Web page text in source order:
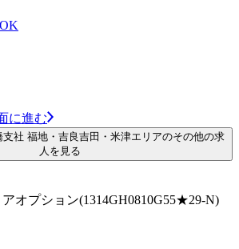
に進む
社 福地・吉良吉田・米津エリアのその他の求
人を見る
オプション(1314GH0810G55★29-N)